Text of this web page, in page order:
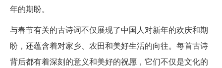
年的期盼。
与春节有关的古诗词不仅展现了中国人对新年的欢庆和期
盼，还蕴含着对家乡、农田和美好生活的向往。每首古诗
背后都有着深刻的意义和美好的祝愿，它们不仅是文化的